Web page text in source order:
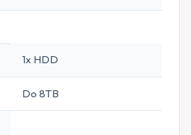
1x HDD
Do 8TB